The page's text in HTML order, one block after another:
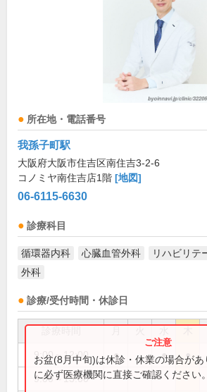
所在地・電話番号
我孫子町駅
大阪府大阪市住吉区南住吉3-2-6
コノミヤ南住吉店1階 [地図]
06-6115-6630
診療科目
循環器内科 心臓血管外科 リハビリテ
外科
診療/受付時間・休診日
9:00～12:00 ● ● ●
9:00～13:00
お盆(8月中旬)は休診・休業の場合が
に必ず医療機関に直接ご確認ください。